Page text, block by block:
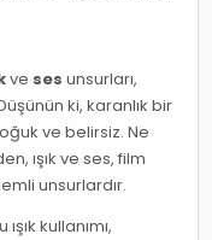
ve ses unsurları,
ki, karanlık bir
ve belirsiz. Ne
ışık ve ses, film
unsurlardır.
kullanımı,